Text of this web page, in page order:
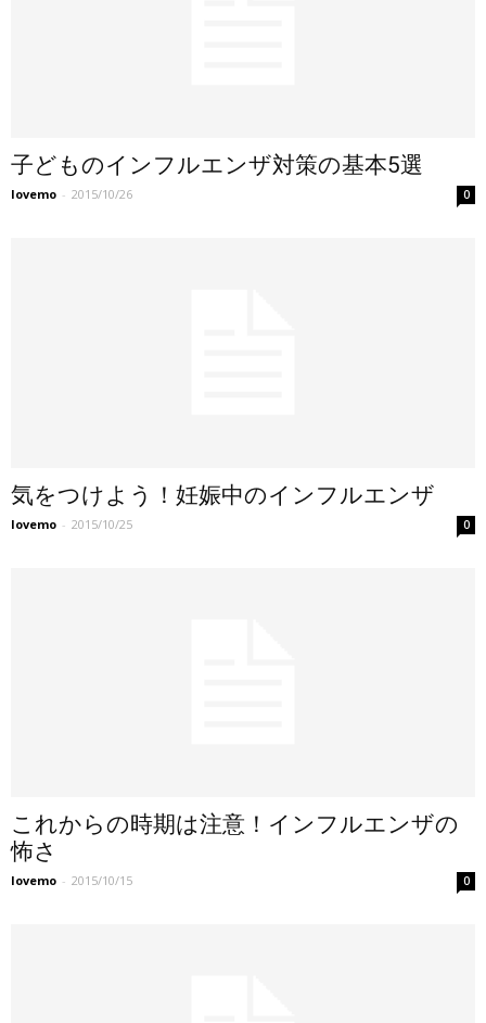
子どものインフルエンザ対策の基本5選
lovemo - 2015/10/26 0
気をつけよう！妊娠中のインフルエンザ
lovemo - 2015/10/25 0
これからの時期は注意！インフルエンザの
怖さ
lovemo - 2015/10/15 0